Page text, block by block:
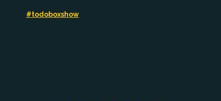
#todoboxshow